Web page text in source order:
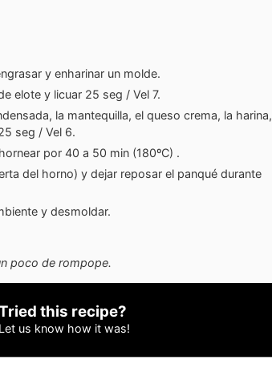
y enharinar un molde.
elote y licuar 25 seg / Vel 7.
la mantequilla, el queso crema, la harina,
seg / Vel 6.
por 40 a 50 min (180ºC) .
del horno) y dejar reposar el panqué durante
y desmoldar.
poco de rompope.
this recipe?
Let us know how it was!